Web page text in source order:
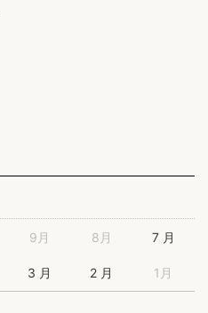
9月 8月 7 月
3 月 2 月 1月